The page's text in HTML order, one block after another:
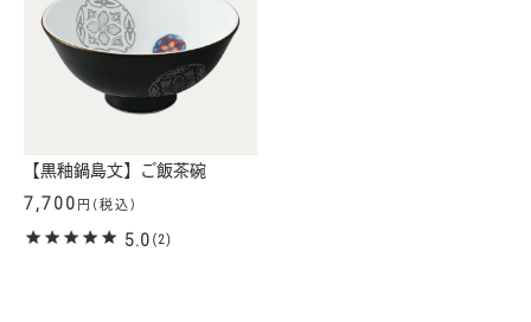
【黒釉鍋島文】ご飯茶碗
7,700 円(税込)
5.0 (2)